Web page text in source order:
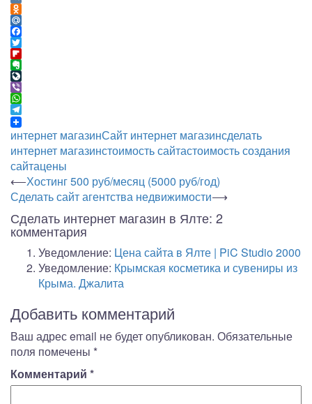
VK
Odnoklassniki
Mail.Ru
Facebook
Twitter
Flipboard
Evernote
LiveJournal
Viber
WhatsApp
Telegram
интернет магазинСайт интернет магазинсделать
интернет магазинстоимость сайтастоимость создания
сайтацены
Навигация
по
записям
⟵Хостинг 500 руб/месяц (5000 руб/год)
Сделать сайт агентства недвижимости⟶
Сделать интернет магазин в Ялте: 2
комментария
Уведомление: Цена сайта в Ялте | PiC Studio 2000
Уведомление: Крымская косметика и сувениры из
Крыма. Джалита
Добавить комментарий
Ваш адрес email не будет опубликован. Обязательные
поля помечены *
Комментарий *